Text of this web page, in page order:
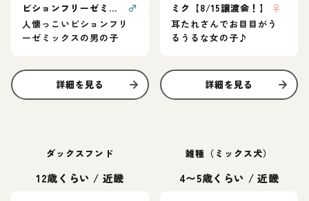
ビションフリーゼミックスのまっしゅくん
♂
人懐っこいビションフリ
ーゼミックスの男の子
詳細を見る
ミク【8/15譲渡会！】
♀
耳たれさんでお目目がう
るうるな女の子♪
詳細を見る
ダックスフンド
12歳くらい / 近畿
雑種（ミックス犬）
4〜5歳くらい / 近畿